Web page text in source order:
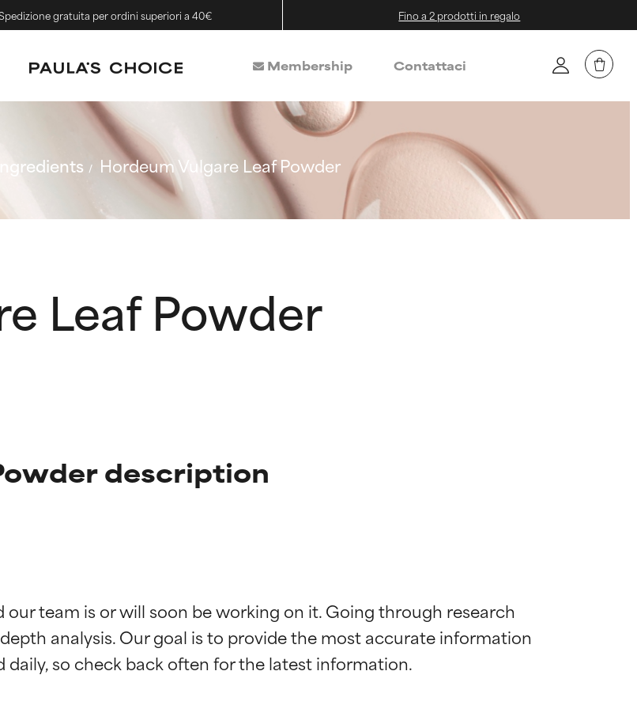
gratuita per ordini superiori a 40€ Fino a 2 prodotti in regalo
Membership Contattaci
Hordeum Vulgare Leaf Powder
Leaf Powder
description
our team is or will soon be working on it. Going through research
analysis. Our goal is to provide the most accurate information
indipendenti. Ingrediente attivo eccezionale per la maggior
indipendenti. Ingrediente attivo eccezionale per la maggior